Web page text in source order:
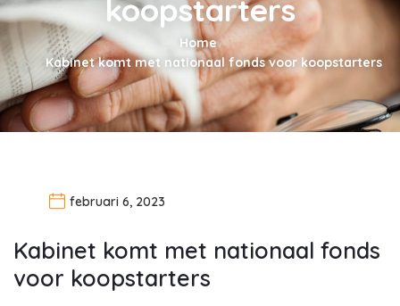
koopstarters
Home
Kabinet komt met nationaal fonds voor koopstarters
februari 6, 2023
Kabinet komt met nationaal fonds
voor koopstarters